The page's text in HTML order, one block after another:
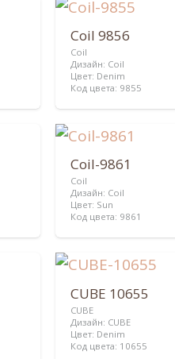
Coil 9856
Coil
Дизайн: Coil
Цвет: Denim
Код цвета: 9855
Coil-9861
Coil
Дизайн: Coil
Цвет: Sun
Код цвета: 9861
CUBE 10655
CUBE
Дизайн: CUBE
Цвет: Denim
Код цвета: 10655